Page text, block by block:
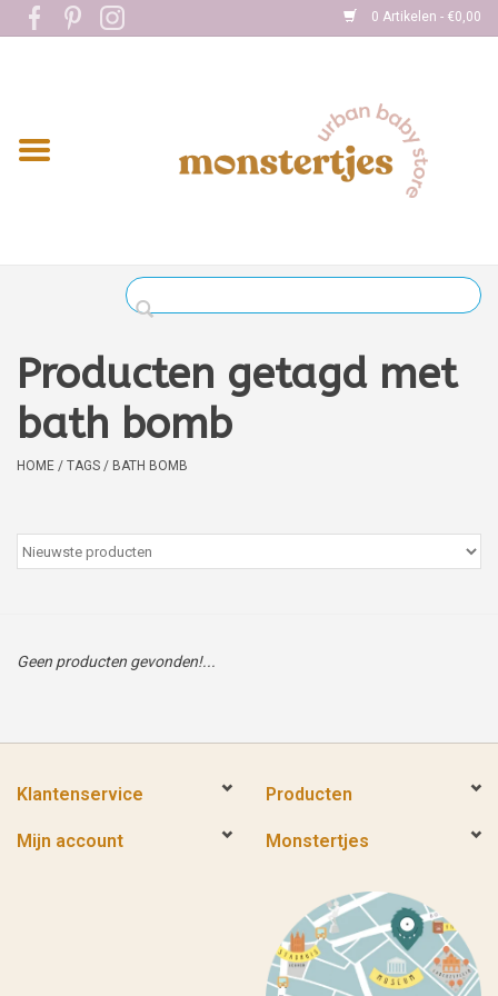
0 Artikelen - €0,00
Home
Kleding
Verzorging
Boekjes
kaartjes
Sales
Merken
Producten getagd met
bath bomb
HOME / TAGS / BATH BOMB
Geen producten gevonden!...
Klantenservice Producten
Mijn account Monstertjes